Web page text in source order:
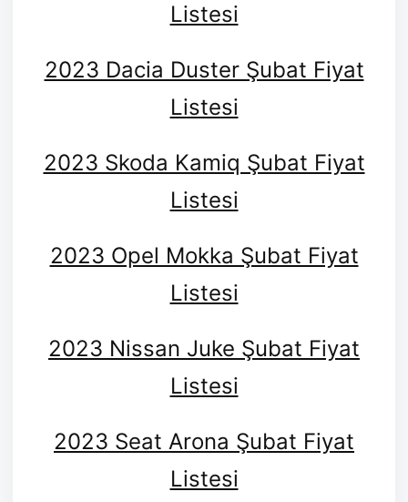
Listesi
2023 Dacia Duster Şubat Fiyat
Listesi
2023 Skoda Kamiq Şubat Fiyat
Listesi
2023 Opel Mokka Şubat Fiyat
Listesi
2023 Nissan Juke Şubat Fiyat
Listesi
2023 Seat Arona Şubat Fiyat
Listesi